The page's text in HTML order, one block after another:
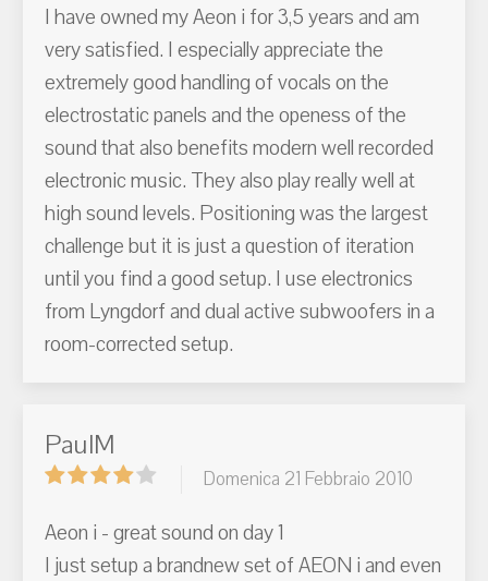
I have owned my Aeon i for 3,5 years and am
very satisfied. I especially appreciate the
extremely good handling of vocals on the
electrostatic panels and the openess of the
sound that also benefits modern well recorded
electronic music. They also play really well at
high sound levels. Positioning was the largest
challenge but it is just a question of iteration
until you find a good setup. I use electronics
from Lyngdorf and dual active subwoofers in a
room-corrected setup.
PaulM
Domenica 21 Febbraio 2010
Aeon i - great sound on day 1
I just setup a brandnew set of AEON i and even